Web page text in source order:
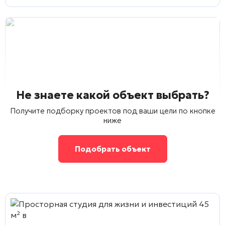
Не знаете какой объект выбрать?
Получите подборку проектов под ваши цели по кнопке
ниже
Подобрать объект